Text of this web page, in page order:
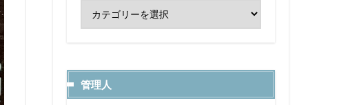
管理人